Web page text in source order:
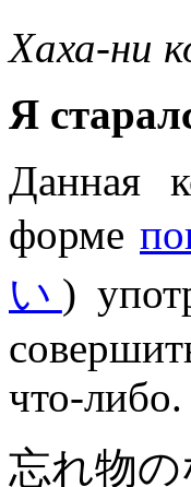
Хаха-ни
Я
Данная
форме
い )
что-либо.
忘れ物